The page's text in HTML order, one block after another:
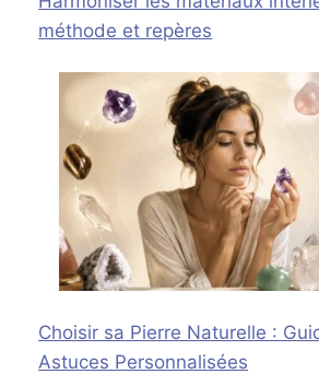
méthode et repères
Choisir sa Pierre Naturelle :
Astuces Personnalisées